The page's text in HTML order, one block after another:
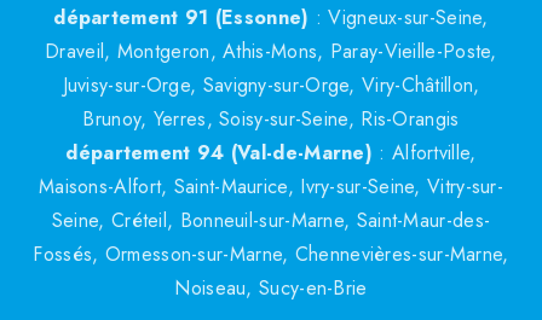
département 91 (Essonne) : Vigneux-sur-Seine,
Draveil, Montgeron, Athis-Mons, Paray-Vieille-Poste,
Juvisy-sur-Orge, Savigny-sur-Orge, Viry-Châtillon,
Brunoy, Yerres, Soisy-sur-Seine, Ris-Orangis
département 94 (Val-de-Marne) : Alfortville,
Maisons-Alfort, Saint-Maurice, Ivry-sur-Seine, Vitry-sur-
Seine, Créteil, Bonneuil-sur-Marne, Saint-Maur-des-
Fossés, Ormesson-sur-Marne, Chennevières-sur-Marne,
Noiseau, Sucy-en-Brie